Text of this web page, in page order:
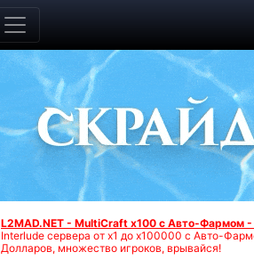
L2MAD.NET - MultiCraft x100 с Авто-Фармом
Interlude сервера от х1 до х100000 с Авто-
Долларов, множество игроков, врывайся!